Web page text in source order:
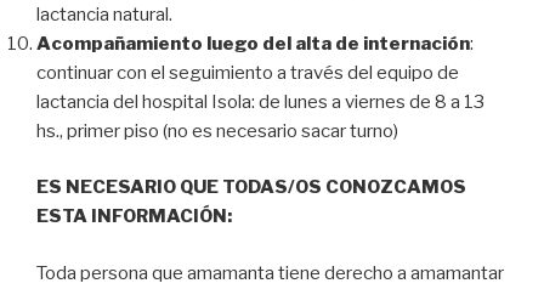
lactancia natural.
Acompañamiento luego del alta de internación:
continuar con el seguimiento a través del equipo de
lactancia del hospital Isola: de lunes a viernes de 8 a 13
hs., primer piso (no es necesario sacar turno)
ES NECESARIO QUE TODAS/OS CONOZCAMOS
ESTA INFORMACIÓN:
Toda persona que amamanta tiene derecho a amamantar